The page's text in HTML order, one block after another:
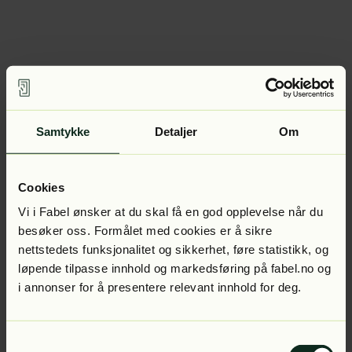
Samtykke Detaljer Om
Cookies
Vi i Fabel ønsker at du skal få en god opplevelse når du
besøker oss. Formålet med cookies er å sikre
nettstedets funksjonalitet og sikkerhet, føre statistikk, og
løpende tilpasse innhold og markedsføring på fabel.no og
i annonser for å presentere relevant innhold for deg.